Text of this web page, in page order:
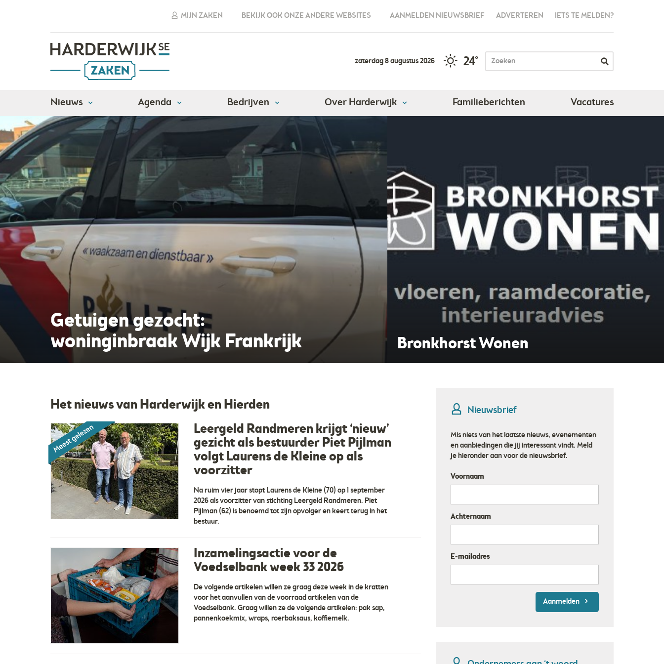
MIJN ZAKEN BEKIJK OOK ONZE ANDERE WEBSITES AANMELDEN NIEUWSBRIEF ADVERTEREN IETS TE MELDEN?
zaterdag 8 augustus 2026 24°
Nieuws Agenda Bedrijven Over Harderwijk Familieberichten Vacatures
Getuigen gezocht:
woninginbraak Wijk Frankrijk
Goed Bronkhorst Wonen Houtprofessor
Het nieuws van Harderwijk en Hierden
Leergeld Randmeren krijgt ‘nieuw’
gezicht als bestuurder Piet Pijlman
volgt Laurens de Kleine op als
voorzitter
Na ruim vier jaar stopt Laurens de Kleine (70) op 1 september
2026 als voorzitter van stichting Leergeld Randmeren. Piet
Pijlman (62) is benoemd tot zijn opvolger en keert terug in het
bestuur.
Inzamelingsactie voor de
Voedselbank week 33 2026
De volgende artikelen willen ze graag deze week in de kratten
voor het aanvullen van de voorraad artikelen van de
Voedselbank. Graag willen ze de volgende artikelen: pak sap,
pannenkoekmix, wraps, roerbaksaus, koffiemelk.
Nieuwsbrief
Mis niets van het laatste nieuws, evenementen
en aanbiedingen die jij interessant vindt. Meld
je hieronder aan voor de nieuwsbrief.
Voornaam
Achternaam
E-mailadres
Aanmelden